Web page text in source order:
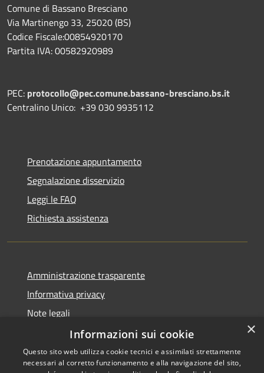
Comune di Bassano Bresciano
Via Martinengo 33, 25020 (BS)
Codice Fiscale:00854920170
Partita IVA: 00582920989
PEC: protocollo@pec.comune.bassano-bresciano.bs.it
Centralino Unico: +39 030 9935112
Prenotazione appuntamento
Segnalazione disservizio
Leggi le FAQ
Richiesta assistenza
Amministrazione trasparente
Informativa privacy
Note legali
Dichiarazione di accessibilità
×
Informazioni sui cookie
Questo sito web utilizza cookie tecnici e assimilati strettamente
necessari al corretto funzionamento e alla navigazione del sito,